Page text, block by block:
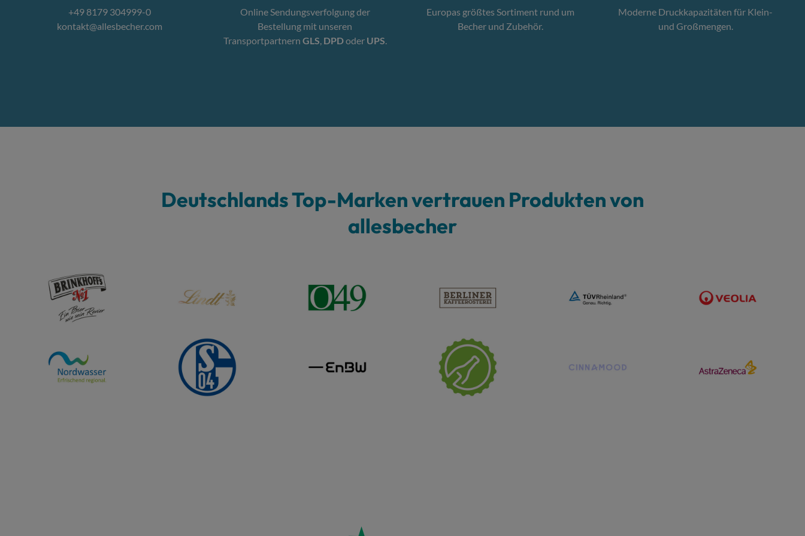
+49 8179 304999-0
kontakt@allesbecher.com
Online Sendungsverfolgung der
Bestellung mit unseren
Transportpartnern GLS, DPDoder UPS.
Europas größtes Sortiment rund um
Becher und Zubehör.
Moderne Druckkapazitäten für Klein-
und Großmengen.
Deutschlands Top-Marken vertrauen Produkten von
allesbecher